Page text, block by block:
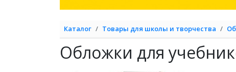
Каталог Товары для школы и творчества
Обложки для